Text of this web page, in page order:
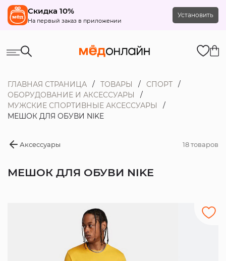
Скидка 10%
На первый заказ в приложении
Установить
ГЛАВНАЯ СТРАНИЦА ТОВАРЫ
СПОРТ
ОБОРУДОВАНИЕ И АКСЕССУАРЫ
МУЖСКИЕ СПОРТИВНЫЕ АКСЕССУАРЫ
МЕШОК ДЛЯ ОБУВИ NIKE
Аксессуары 18 товаров
МЕШОК ДЛЯ ОБУВИ NIKE